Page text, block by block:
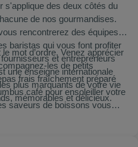
s'applique des deux côtés du
de nos gourmandises.
rencontrerez des équipes
baristas qui vous font profiter
et entrepreneurs
une enseigne internationale
plus marquants de votre vie
mémorables et délicieux.
mot d’ordre. Venez apprécier
les de petits
frais fraîchement préparé
café pour ensoleiller votre
saveurs de boissons vous
sucrées ou salées